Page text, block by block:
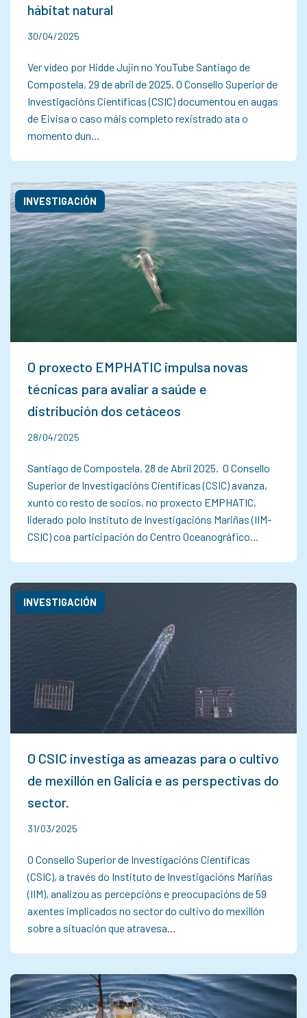
hábitat natural
30/04/2025
Ver vídeo por Hidde Jujin no YouTube Santiago de
Compostela, 29 de abril de 2025. O Consello Superior de
Investigacións Científicas (CSIC) documentou en augas
de Eivisa o caso máis completo rexistrado ata o
momento dun…
O proxecto EMPHATIC impulsa novas
técnicas para avaliar a saúde e
distribución dos cetáceos
INVESTIGACIÓN
28/04/2025
Santiago de Compostela, 28 de Abril 2025. O Consello
Superior de Investigacións Científicas (CSIC) avanza,
xunto co resto de socios, no proxecto EMPHATIC,
liderado polo Instituto de Investigacións Mariñas (IIM-
CSIC) coa participación do Centro Oceanográfico…
O CSIC investiga as ameazas para o cultivo
de mexillón en Galicia e as perspectivas do
sector.
INVESTIGACIÓN
31/03/2025
O Consello Superior de Investigacións Científicas
(CSIC), a través do Instituto de Investigacións Mariñas
(IIM), analizou as percepcións e preocupacións de 59
axentes implicados no sector do cultivo do mexillón
sobre a situación que atravesa…